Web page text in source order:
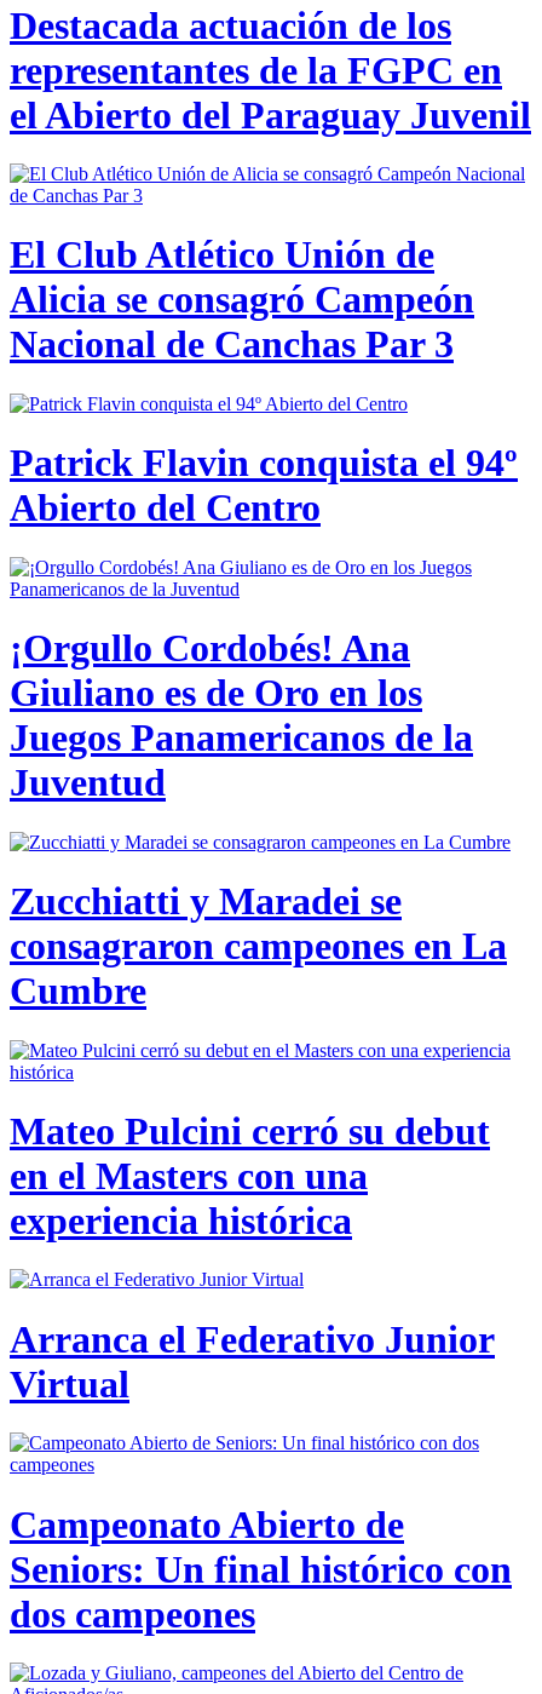
Destacada actuación de los
representantes de la FGPC en
el Abierto del Paraguay Juvenil
El Club Atlético Unión de
Alicia se consagró Campeón
Nacional de Canchas Par 3
Patrick Flavin conquista el 94º
Abierto del Centro
¡Orgullo Cordobés! Ana
Giuliano es de Oro en los
Juegos Panamericanos de la
Juventud
Zucchiatti y Maradei se
consagraron campeones en La
Cumbre
Mateo Pulcini cerró su debut
en el Masters con una
experiencia histórica
Arranca el Federativo Junior
Virtual
Campeonato Abierto de
Seniors: Un final histórico con
dos campeones